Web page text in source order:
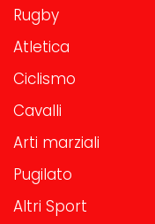
Rugby
Atletica
Ciclismo
Cavalli
Arti marziali
Pugilato
Altri Sport